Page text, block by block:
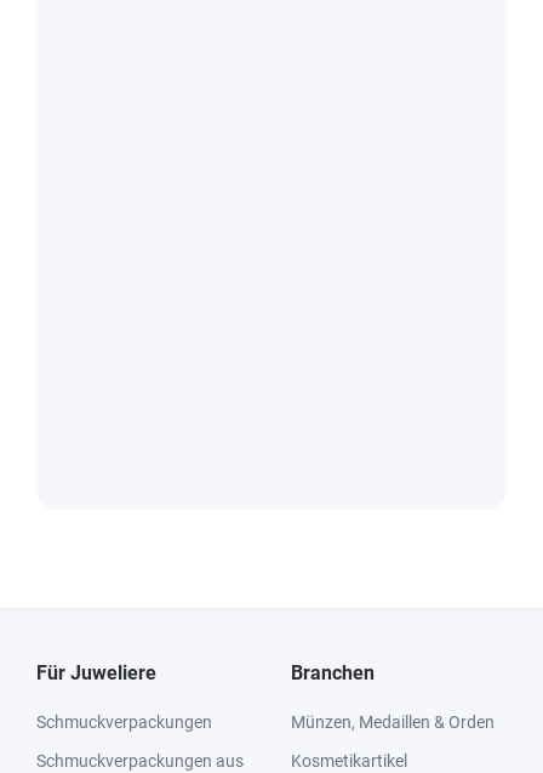
Für Juweliere
Schmuckverpackungen
Schmuckverpackungen aus
Branchen
Münzen, Medaillen & Orden
Kosmetikartikel